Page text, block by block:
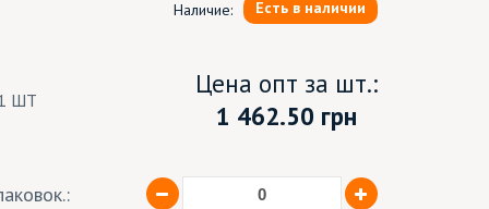
Наличие: Есть в наличии
ШТ
Цена опт за шт.:
1 462.50 грн